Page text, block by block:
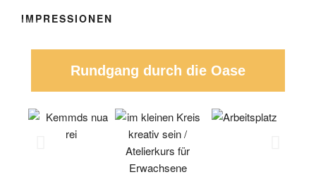
IMPRESSIONEN
Rundgang durch die Oase